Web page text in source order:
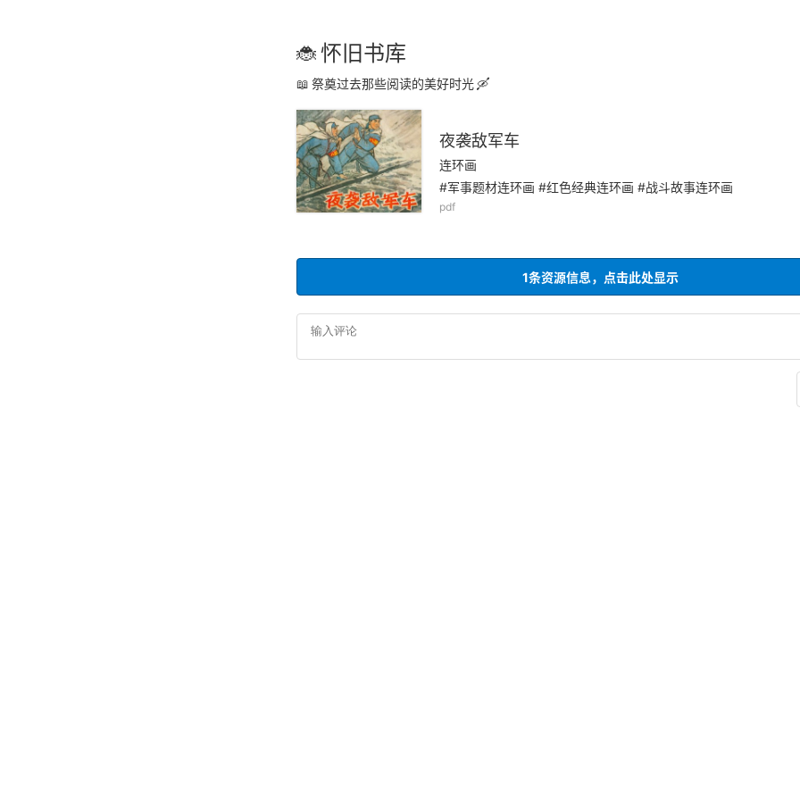
怀旧书库
祭奠过去那些阅读的美好时光
夜袭敌军车
连环画
#军事题材连环画 #红色经典连环画 #战斗故事连环画
pdf
1条资源信息，点击此处显示